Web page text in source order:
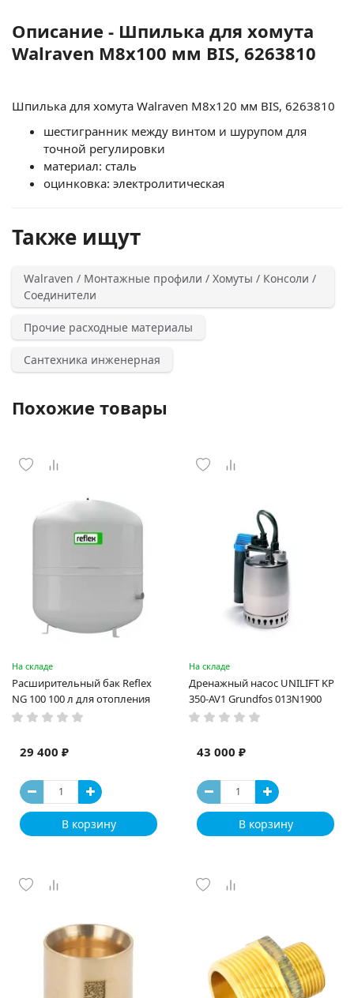
Описание - Шпилька для хомута
Walraven М8х100 мм BIS, 6263810
Шпилька для хомута Walraven М8х120 мм BIS, 6263810
шестигранник между винтом и шурупом для
точной регулировки
материал: сталь
оцинковка: электролитическая
Также ищут
Walraven / Монтажные профили / Хомуты / Консоли /
Соединители
Прочие расходные материалы
Сантехника инженерная
Похожие товары
На складе
Расширительный бак Reflex
NG 100 100 л для отопления
29 400 ₽
В корзину
На складе
Дренажный насос UNILIFT KP
350-AV1 Grundfos 013N1900
43 000 ₽
В корзину